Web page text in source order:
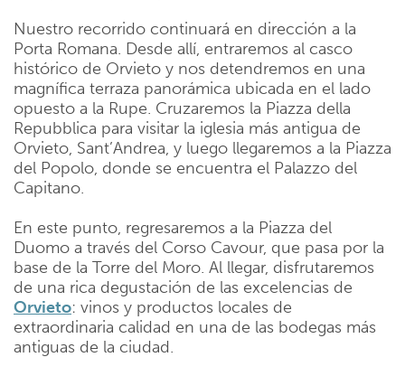
Nuestro recorrido continuará en dirección a la
Porta Romana. Desde allí, entraremos al casco
histórico de Orvieto y nos detendremos en una
magnífica terraza panorámica ubicada en el lado
opuesto a la Rupe. Cruzaremos la Piazza della
Repubblica para visitar la iglesia más antigua de
Orvieto, Sant’Andrea, y luego llegaremos a la Piazza
del Popolo, donde se encuentra el Palazzo del
Capitano.
En este punto, regresaremos a la Piazza del
Duomo a través del Corso Cavour, que pasa por la
base de la Torre del Moro. Al llegar, disfrutaremos
de una rica degustación de las excelencias de
Orvieto: vinos y productos locales de
extraordinaria calidad en una de las bodegas más
antiguas de la ciudad.